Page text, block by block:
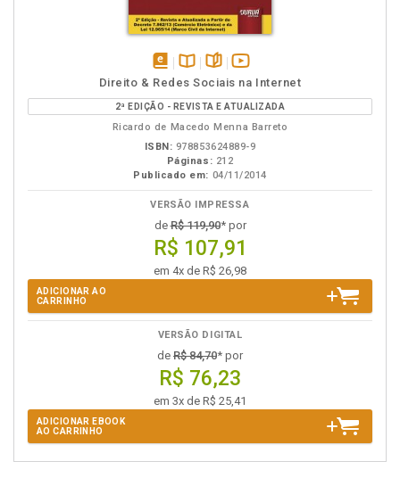
disponível
em
eBook
Disponível
na
B.V.
páginas
vídeo
da
obra
Direito & Redes Sociais na Internet
2ª EDIÇÃO - REVISTA E ATUALIZADA
Ricardo de Macedo Menna Barreto
ISBN: 978853624889-9
Páginas: 212
Publicado em: 04/11/2014
VERSÃO IMPRESSA
deR$ 119,90* por
R$ 107,91
em 4x de R$ 26,98
ADICIONAR AO
CARRINHO
VERSÃO DIGITAL
de R$ 84,70* por
R$ 76,23
em 3x de R$ 25,41
ADICIONAR EBOOK
AO CARRINHO